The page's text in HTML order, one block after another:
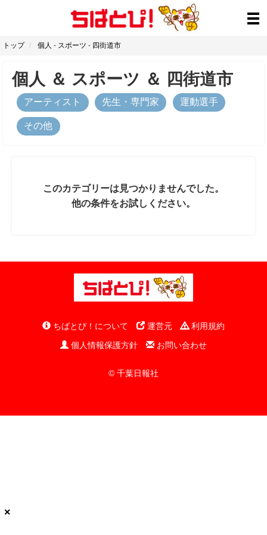
トップ 個人 - スポーツ - 四街道市
個人 ＆ スポーツ ＆ 四街道市
アーティスト 先生・専門家 運動選手
その他
このカテゴリーは見つかりませんでした。
他の条件をお試しください。
ちばとぴ！について 運営元
利用規約
個人情報保護方針
お問い合わせ
© 千葉日報社
×